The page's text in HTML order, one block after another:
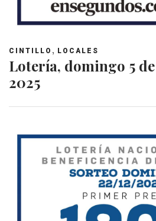
CINTILLO , LOCALES
Lotería, domingo 5
2025